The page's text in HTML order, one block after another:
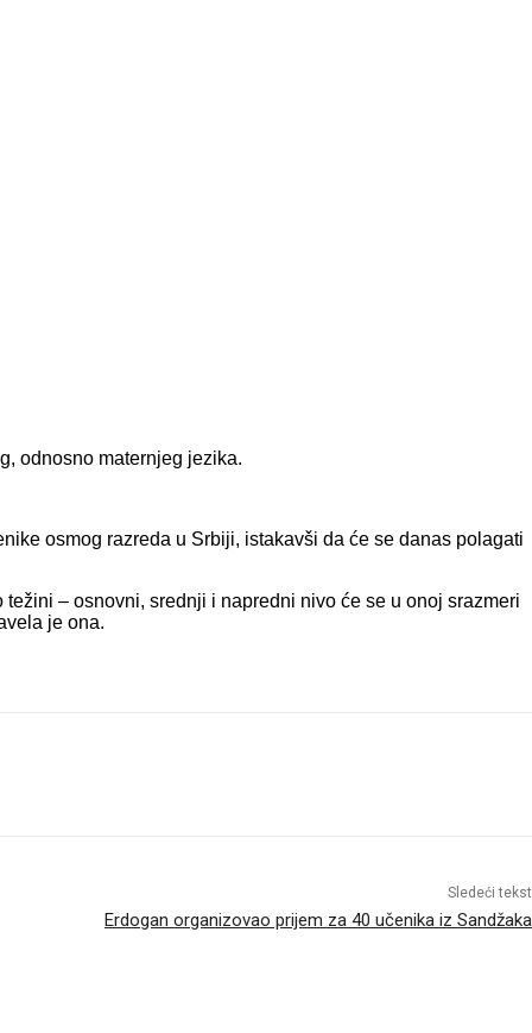
odnosno maternjeg jezika.
osmog razreda u Srbiji, istakavši da će se danas polagati
– osnovni, srednji i napredni nivo će se u onoj srazmeri
je ona.
Sledeći tekst
Erdogan organizovao prijem za 40 učenika iz Sandžaka